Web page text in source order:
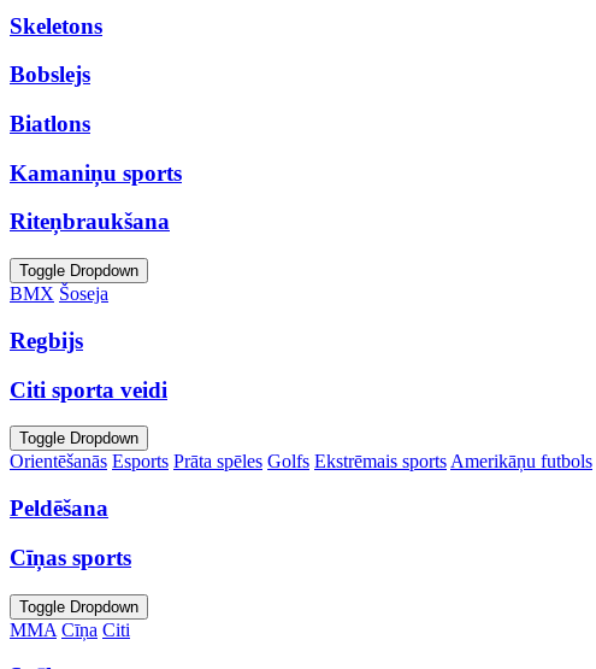
Skeletons
Bobslejs
Biatlons
Kamaniņu sports
Riteņbraukšana
Toggle Dropdown
BMX Šoseja
Regbijs
Citi sporta veidi
Toggle Dropdown
Orientēšanās Esports Prāta spēles Golfs Ekstrēmais sports Amerikāņu futbols
Peldēšana
Cīņas sports
Toggle Dropdown
MMA Cīņa Citi